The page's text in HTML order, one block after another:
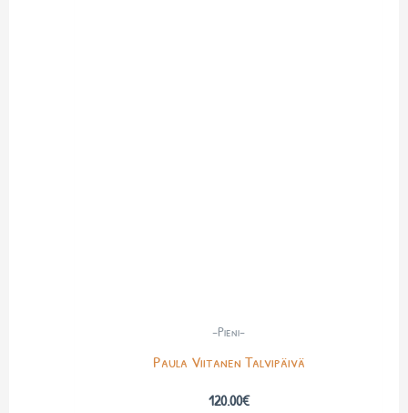
-Pieni-
Paula Viitanen Talvipäivä
120.00€